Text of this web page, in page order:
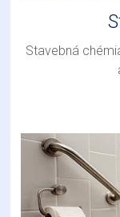
Stavebná